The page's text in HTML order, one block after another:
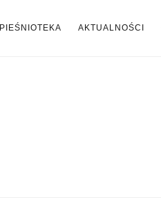
PIEŚNIOTEKA AKTUALNOŚCI